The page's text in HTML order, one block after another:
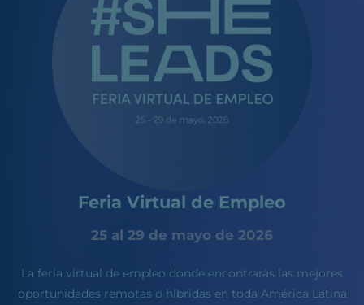
Feria Virtual de Empleo
25 al 29 de mayo de 2026
La feria virtual de empleo donde encontrarás las mejores
oportunidades remotas o híbridas en toda América Latina